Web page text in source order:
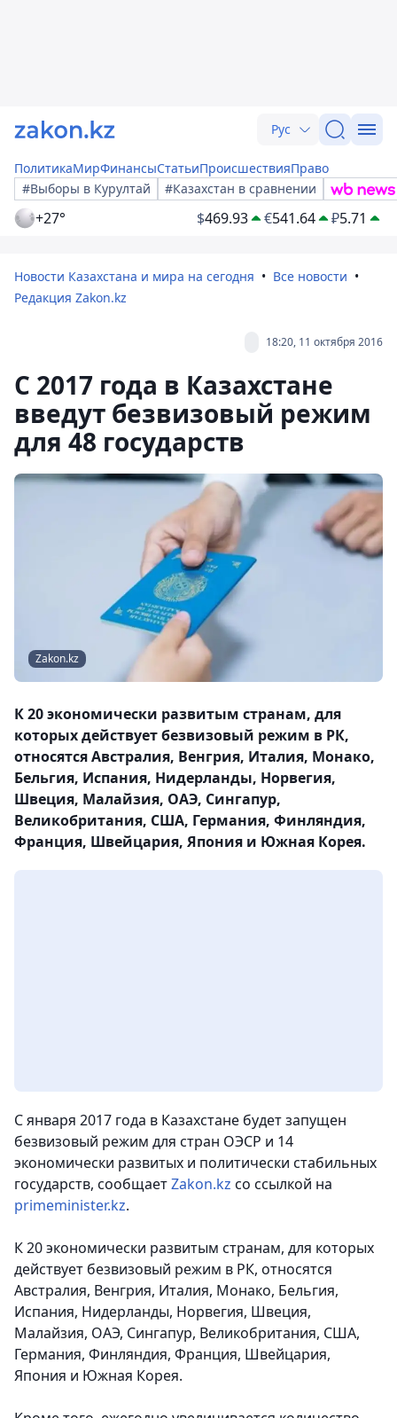
Рус
ПолитикаМирФинансыСтатьиПроисшествияПраво
#Выборы в Курултай
#Казахстан в сравнении
+27° $469.93 €541.64 ₽5.71
Новости Казахстана и мира на сегодня
Все новости
Редакция Zakon.kz
18:20, 11 октября 2016
С 2017 года в Казахстане
введут безвизовый режим
для 48 государств
Zakon.kz
К 20 экономически развитым странам, для
которых действует безвизовый режим в РК,
относятся Австралия, Венгрия, Италия, Монако,
Бельгия, Испания, Нидерланды, Норвегия,
Швеция, Малайзия, ОАЭ, Сингапур,
Великобритания, США, Германия, Финляндия,
Франция, Швейцария, Япония и Южная Корея.
С января 2017 года в Казахстане будет запущен
безвизовый режим для стран ОЭСР и 14
экономически развитых и политически стабильных
государств, сообщаетZakon.kz со ссылкой на
primeminister.kz.
К 20 экономически развитым странам, для которых
действует безвизовый режим в РК, относятся
Австралия, Венгрия, Италия, Монако, Бельгия,
Испания, Нидерланды, Норвегия, Швеция,
Малайзия, ОАЭ, Сингапур, Великобритания, США,
Германия, Финляндия, Франция, Швейцария,
Япония и Южная Корея.